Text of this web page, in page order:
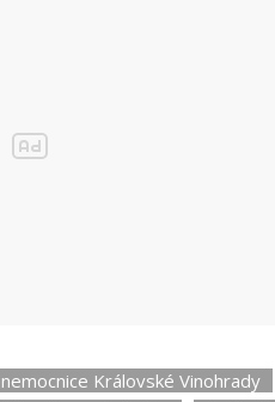
nemocnice Královské Vinohrady